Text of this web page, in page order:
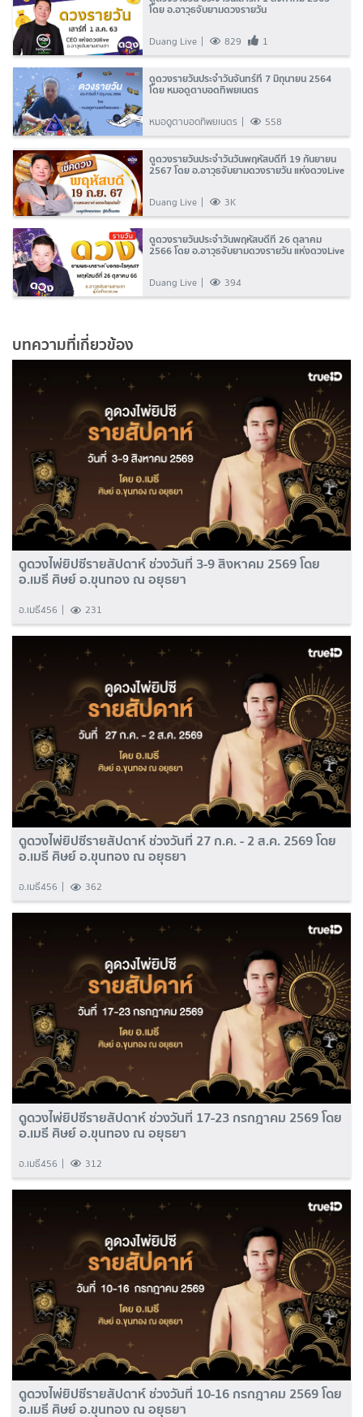
โดย อ.อาวุธจับยามดวงรายวัน
Duang Live 829 1
ดูดวงรายวันประจำวันจันทร์ที่ 7 มิถุนายน 2564
โดย หมอดูตาบอดทิพยเนตร
หมอดูตาบอดทิพยเนตร 558
ดูดวงรายวันประจำวันวันพฤหัสบดีที่ 19 กันยายน
2567 โดย อ.อาวุธจับยามดวงรายวัน แห่งดวงLive
Duang Live 3K
ดูดวงรายวันประจำวันพฤหัสบดีที่ 26 ตุลาคม
2566 โดย อ.อาวุธจับยามดวงรายวัน แห่งดวงLive
Duang Live 394
บทความที่เกี่ยวข้อง
ดูดวงไพ่ยิปซีรายสัปดาห์ ช่วงวันที่ 3-9 สิงหาคม 2569 โดย
อ.เมธี ศิษย์ อ.ขุนทอง ณ อยุธยา
อ.เมธี456 231
ดูดวงไพ่ยิปซีรายสัปดาห์ ช่วงวันที่ 27 ก.ค. - 2 ส.ค. 2569 โดย
อ.เมธี ศิษย์ อ.ขุนทอง ณ อยุธยา
อ.เมธี456 362
ดูดวงไพ่ยิปซีรายสัปดาห์ ช่วงวันที่ 17-23 กรกฎาคม 2569 โดย
อ.เมธี ศิษย์ อ.ขุนทอง ณ อยุธยา
อ.เมธี456 312
ดูดวงไพ่ยิปซีรายสัปดาห์ ช่วงวันที่ 10-16 กรกฎาคม 2569 โดย
อ.เมธี ศิษย์ อ.ขุนทอง ณ อยุธยา